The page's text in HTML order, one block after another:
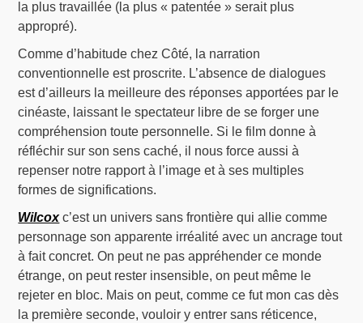
la plus travaillée (la plus « patentée » serait plus
appropré).
Comme d’habitude chez Côté, la narration
conventionnelle est proscrite. L’absence de dialogues
est d’ailleurs la meilleure des réponses apportées par le
cinéaste, laissant le spectateur libre de se forger une
compréhension toute personnelle. Si le film donne à
réfléchir sur son sens caché, il nous force aussi à
repenser notre rapport à l’image et à ses multiples
formes de significations.
Wilcoxc’est un univers sans frontière qui allie comme
personnage son apparente irréalité avec un ancrage tout
à fait concret. On peut ne pas appréhender ce monde
étrange, on peut rester insensible, on peut même le
rejeter en bloc. Mais on peut, comme ce fut mon cas dès
la première seconde, vouloir y entrer sans réticence,